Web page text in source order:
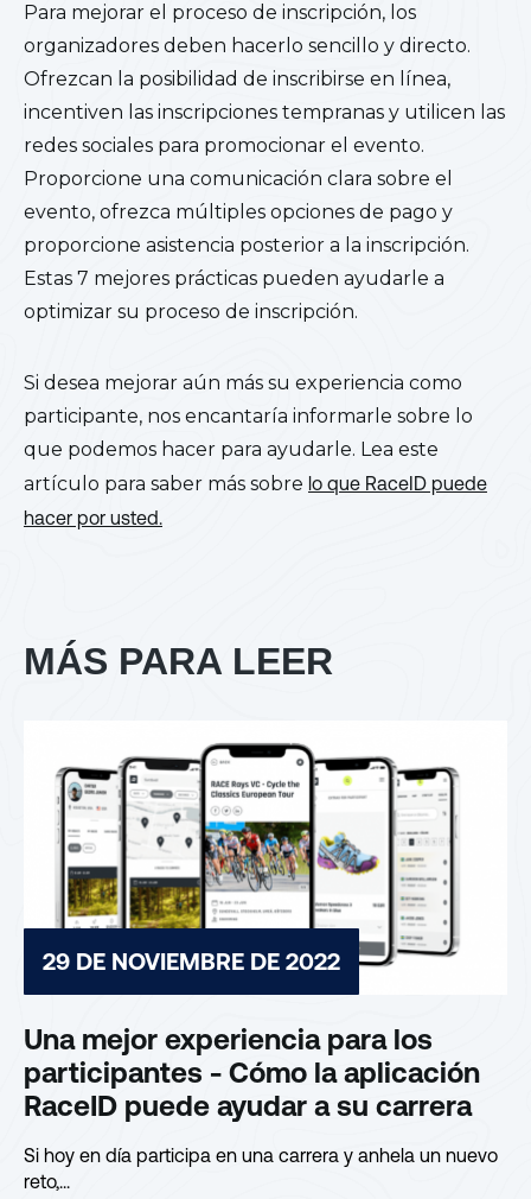
Para mejorar el proceso de inscripción, los
organizadores deben hacerlo sencillo y directo.
Ofrezcan la posibilidad de inscribirse en línea,
incentiven las inscripciones tempranas y utilicen las
redes sociales para promocionar el evento.
Proporcione una comunicación clara sobre el
evento, ofrezca múltiples opciones de pago y
proporcione asistencia posterior a la inscripción.
Estas 7 mejores prácticas pueden ayudarle a
optimizar su proceso de inscripción.
Si desea mejorar aún más su experiencia como
participante, nos encantaría informarle sobre lo
que podemos hacer para ayudarle. Lea este
artículo para saber más sobre lo que RaceID puede
hacer por usted.
MÁS PARA LEER
29 DE NOVIEMBRE DE 2022
Una mejor experiencia para los
participantes - Cómo la aplicación
RaceID puede ayudar a su carrera
Si hoy en día participa en una carrera y anhela un nuevo
reto,...